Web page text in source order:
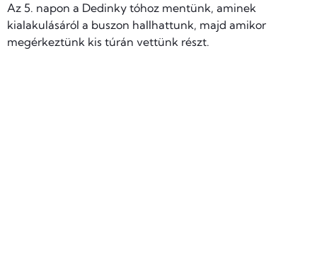
Az 5. napon a Dedinky tóhoz mentünk, aminek
kialakulásáról a buszon hallhattunk, majd amikor
megérkeztünk kis túrán vettünk részt.